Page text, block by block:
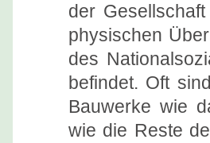
der
physischen
des
befindet. Oft
Bauwerke wie
wie die Reste